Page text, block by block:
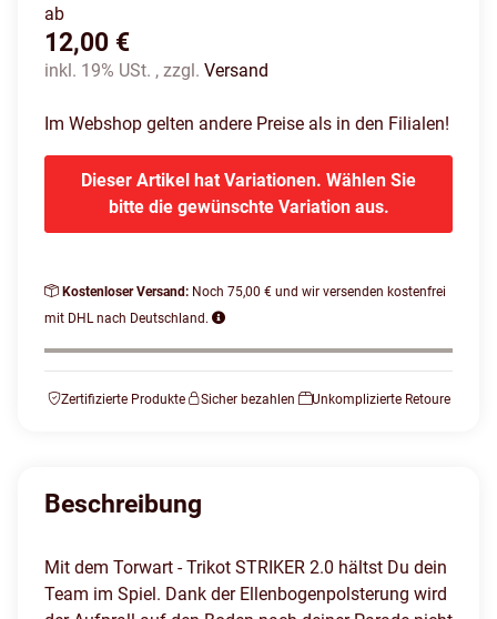
ab
12,00 €
inkl. 19% USt. , zzgl. Versand
Im Webshop gelten andere Preise als in den Filialen!
Dieser Artikel hat Variationen. Wählen Sie
bitte die gewünschte Variation aus.
Kostenloser Versand: Noch 75,00 € und wir versenden kostenfrei
mit DHL nach Deutschland.
Zertifizierte Produkte Sicher bezahlen Unkomplizierte Retoure
Beschreibung
Mit dem Torwart - Trikot STRIKER 2.0 hältst Du dein
Team im Spiel. Dank der Ellenbogenpolsterung wird